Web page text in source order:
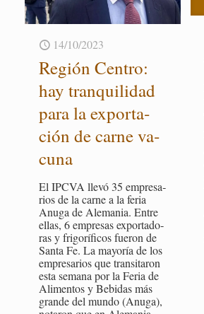
14/10/2023
Re­gión Cen­tro:
hay tran­qui­li­dad
para la ex­por­ta­
ción de carne va­
cu­na
El IPCVA llevó 35 em­pre­sa­
rios de la carne a la feria
Anuga de Ale­ma­nia. Entre
ellas, 6 em­pre­sas ex­por­ta­do­
ras y fri­go­rí­fi­cos fue­ron de
Santa Fe. La ma­yo­ría de los
em­pre­sa­rios que tran­si­ta­ron
esta se­ma­na por la Feria de
Ali­men­tos y Be­bi­das más
gran­de del mundo (Anuga),